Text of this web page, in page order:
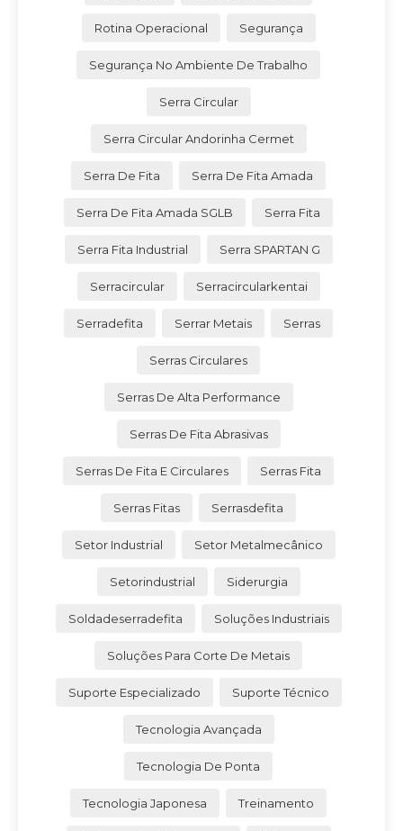
Rotina Operacional Segurança
Segurança No Ambiente De Trabalho
Serra Circular
Serra Circular Andorinha Cermet
Serra De Fita Serra De Fita Amada
Serra De Fita Amada SGLB Serra Fita
Serra Fita Industrial Serra SPARTAN G
Serracircular Serracircularkentai
Serradefita Serrar Metais Serras
Serras Circulares
Serras De Alta Performance
Serras De Fita Abrasivas
Serras De Fita E Circulares Serras Fita
Serras Fitas Serrasdefita
Setor Industrial Setor Metalmecânico
Setorindustrial Siderurgia
Soldadeserradefita Soluções Industriais
Soluções Para Corte De Metais
Suporte Especializado Suporte Técnico
Tecnologia Avançada
Tecnologia De Ponta
Tecnologia Japonesa Treinamento